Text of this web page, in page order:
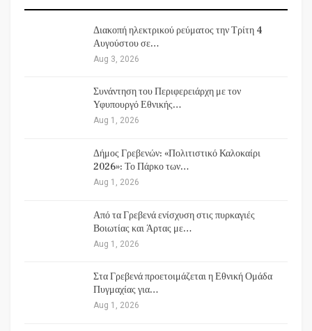
Διακοπή ηλεκτρικού ρεύματος την Τρίτη 4
Αυγούστου σε…
Aug 3, 2026
Συνάντηση του Περιφερειάρχη με τον
Υφυπουργό Εθνικής…
Aug 1, 2026
Δήμος Γρεβενών: «Πολιτιστικό Καλοκαίρι
2026»: Το Πάρκο των…
Aug 1, 2026
Από τα Γρεβενά ενίσχυση στις πυρκαγιές
Βοιωτίας και Άρτας με…
Aug 1, 2026
Στα Γρεβενά προετοιμάζεται η Εθνική Ομάδα
Πυγμαχίας για…
Aug 1, 2026